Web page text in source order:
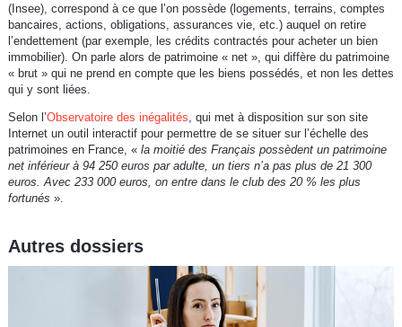
(Insee), correspond à ce que l’on possède (logements, terrains, comptes
bancaires, actions, obligations, assurances vie, etc.) auquel on retire
l’endettement (par exemple, les crédits contractés pour acheter un bien
immobilier). On parle alors de patrimoine « net », qui diffère du patrimoine
« brut » qui ne prend en compte que les biens possédés, et non les dettes
qui y sont liées.
Selon l’Observatoire des inégalités , qui met à disposition sur son site
Internet un outil interactif pour permettre de se situer sur l’échelle des
patrimoines en France, « la moitié des Français possèdent un patrimoine
net inférieur à 94 250 euros par adulte, un tiers n’a pas plus de 21 300
euros. Avec 233 000 euros, on entre dans le club des 20 % les plus
fortunés ».
Autres dossiers